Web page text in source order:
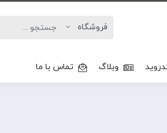
وبلاگ تماس با ما